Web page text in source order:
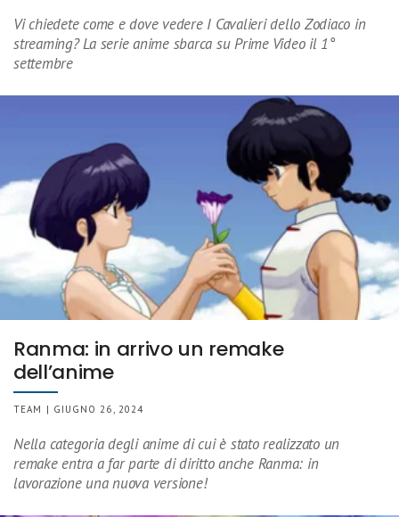
Vi chiedete come e dove vedere I Cavalieri dello Zodiaco in
streaming? La serie anime sbarca su Prime Video il 1°
settembre
Ranma: in arrivo un remake
dell’anime
TEAM | GIUGNO 26, 2024
Nella categoria degli anime di cui è stato realizzato un
remake entra a far parte di diritto anche Ranma: in
lavorazione una nuova versione!